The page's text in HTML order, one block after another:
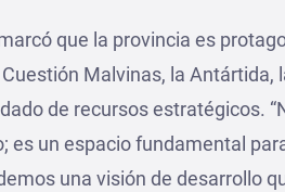
que la provincia es
Malvinas, la
de recursos estratégicos.
es un espacio fundamental
una visión de desarrollo